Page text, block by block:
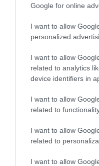
Google for online
I want to allow
personalized
I want to allow
related to analytics
device identifiers in
I want to allow
related to
I want to allow
related to
I want to allow
LACUL
Lacul Hallstatt și satul
fotografiate
spune multe, nu-i
adânc punct al lacului
închiriezi o bicicletă
în jurul lacului. În
vechi și să cunoști